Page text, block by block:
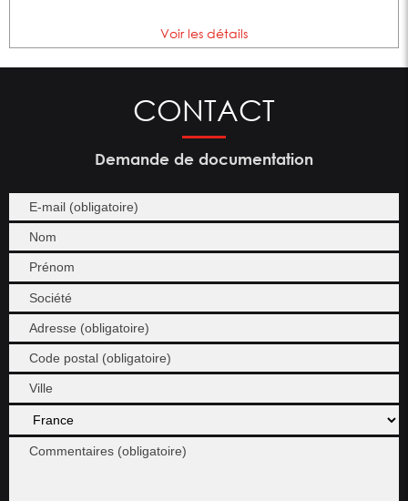
Voir les détails
CONTACT
Demande de documentation